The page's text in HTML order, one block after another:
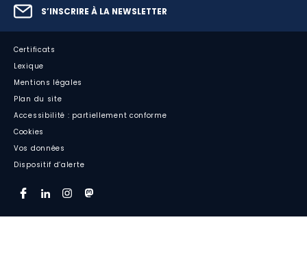
S’INSCRIRE À LA NEWSLETTER
Certificats
Lexique
Mentions légales
Plan du site
Accessibilité : partiellement conforme
Cookies
Vos données
Dispositif d’alerte